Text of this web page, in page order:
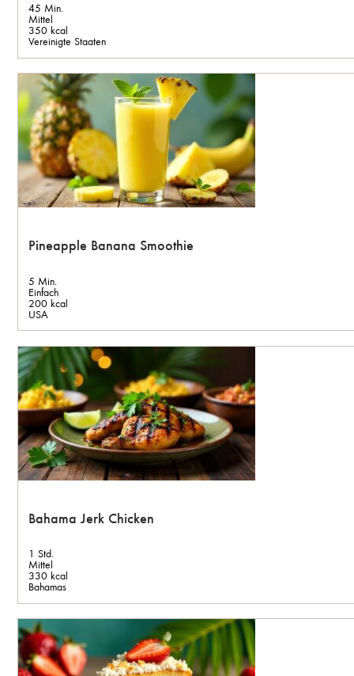
45 Min.
Mittel
350 kcal
Vereinigte Staaten
Pineapple Banana Smoothie
5 Min.
Einfach
200 kcal
USA
Bahama Jerk Chicken
1 Std.
Mittel
330 kcal
Bahamas